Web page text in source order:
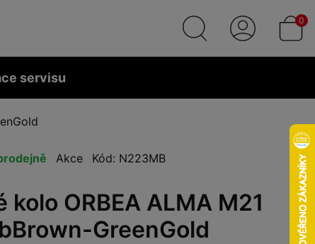
0
servisu
Akce
Kód: N223MB
kolo ORBEA ALMA M21
GreenGold